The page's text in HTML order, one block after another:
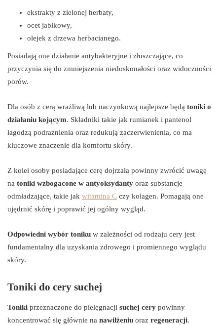
ekstrakty z zielonej herbaty,
ocet jabłkowy,
olejek z drzewa herbacianego.
Posiadają one działanie antybakteryjne i złuszczające, co
przyczynia się do zmniejszenia niedoskonałości oraz widoczności
porów.
Dla osób z cerą wrażliwą lub naczynkową najlepsze będą toniki o
działaniu kojącym. Składniki takie jak rumianek i pantenol
łagodzą podrażnienia oraz redukują zaczerwienienia, co ma
kluczowe znaczenie dla komfortu skóry.
Z kolei osoby posiadające cerę dojrzałą powinny zwrócić uwagę
na toniki wzbogacone w antyoksydanty oraz substancje
odmładzające, takie jak witamina C czy kolagen. Pomagają one
ujędrnić skórę i poprawić jej ogólny wygląd.
Odpowiedni wybór toniku w zależności od rodzaju cery jest
fundamentalny dla uzyskania zdrowego i promiennego wyglądu
skóry.
Toniki do cery suchej
Toniki przeznaczone do pielęgnacji suchej cery powinny
koncentrować się głównie na nawilżeniu oraz regeneracji.